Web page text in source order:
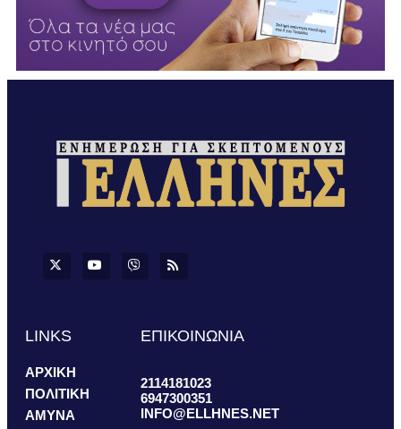
LINKS
ΑΡΧΙΚΗ
ΠΟΛΙΤΙΚΗ
ΑΜΥΝΑ
ΕΠΙΚΟΙΝΩΝΙΑ
2114181023
6947300351
INFO@ELLHNES.NET